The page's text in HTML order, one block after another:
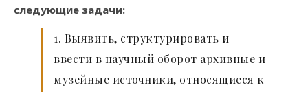
следующие задачи:
1. Выявить, структурировать и
ввести в научный оборот архивные и
музейные источники, относящиеся к